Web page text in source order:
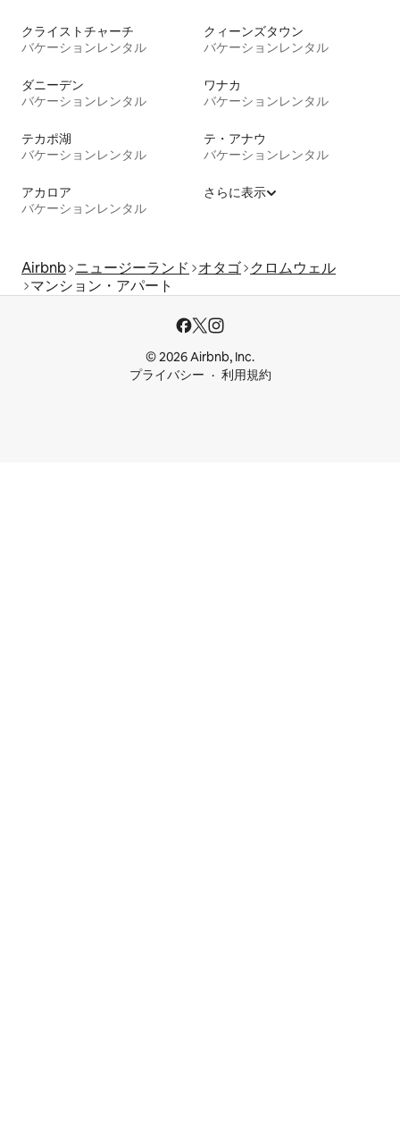
クライストチャーチ
バケーションレンタル
クィーンズタウン
バケーションレンタル
ダニーデン
バケーションレンタル
ワナカ
バケーションレンタル
テカポ湖
バケーションレンタル
テ・アナウ
バケーションレンタル
アカロア
バケーションレンタル
さらに表示
Airbnb ニュージーランド オタゴ クロムウェル
マンション・アパート
© 2026 Airbnb, Inc.
プライバシー
利用規約